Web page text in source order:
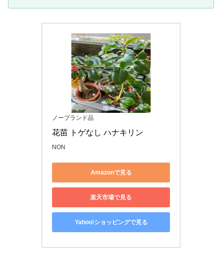
ノーブランド品
花苗 トゲなし ハナキリン
NON
Amazonで見る
楽天市場で見る
Yahoo!ショッピングで見る